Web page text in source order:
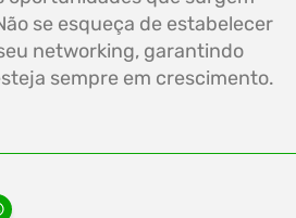
se esqueça de estabelecer
networking, garantindo
sempre em crescimento.